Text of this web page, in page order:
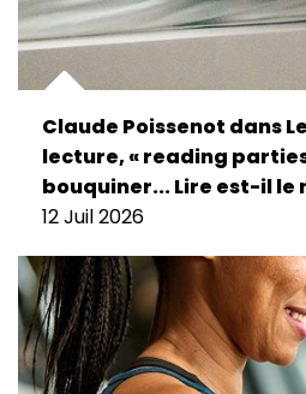
Claude Poissenot dans
lecture, « reading
bouquiner... Lire est-il le
12 Juil 2026